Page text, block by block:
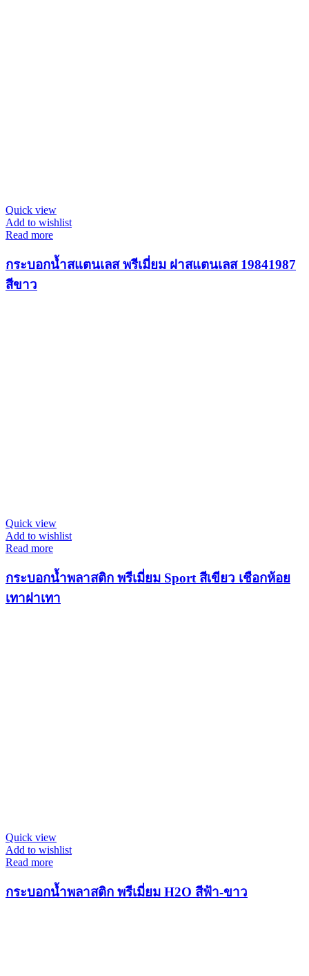
Quick view
Add to wishlist
Read more
กระบอกน้ำสแตนเลส พรีเมี่ยม ฝาสแตนเลส 19841987
สีขาว
Quick view
Add to wishlist
Read more
กระบอกน้ำพลาสติก พรีเมี่ยม Sport สีเขียว เชือกห้อย
เทาฝาเทา
Quick view
Add to wishlist
Read more
กระบอกน้ำพลาสติก พรีเมี่ยม H2O สีฟ้า-ขาว